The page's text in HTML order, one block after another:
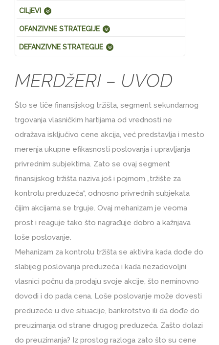
CILjEVI
OFANZIVNE STRATEGIJE
DEFANZIVNE STRATEGIJE
MERDžERI – UVOD
Što se tiče finansijskog tržišta, segment sekundarnog
trgovanja vlasničkim hartijama od vrednosti ne
odražava isključivo cene akcija, već predstavlja i mesto
merenja ukupne efikasnosti poslovanja i upravljanja
privrednim subjektima. Zato se ovaj segment
finansijskog tržišta naziva još i pojmom „tržište za
kontrolu preduzeća“, odnosno privrednih subjekata
čijim akcijama se trguje. Ovaj mehanizam je veoma
prost i reaguje tako što nagrađuje dobro a kažnjava
loše poslovanje.
Mehanizam za kontrolu tržišta se aktivira kada dođe do
slabijeg poslovanja preduzeća i kada nezadovoljni
vlasnici počnu da prodaju svoje akcije, što neminovno
dovodi i do pada cena. Loše poslovanje može dovesti
preduzeće u dve situacije, bankrotstvo ili da dođe do
preuzimanja od strane drugog preduzeća. Zašto dolazi
do preuzimanja? Iz prostog razloga zato što su cene